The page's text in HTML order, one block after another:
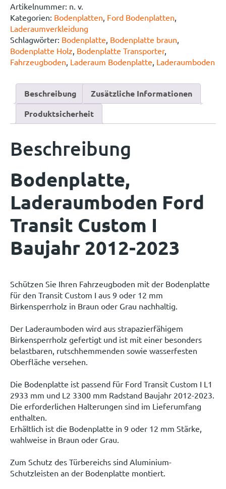
Artikelnummer: n. v.
Kategorien: Bodenplatten Ford Bodenplatten
Laderaumverkleidung
Schlagwörter: Bodenplatte Bodenplatte braun
Bodenplatte Holz Bodenplatte Transporter,
Fahrzeugboden Laderaum Bodenplatte Laderaumboden
Beschreibung
Zusätzliche Informationen
Produktsicherheit
Beschreibung
Bodenplatte,
Laderaumboden Ford
Transit Custom I
Baujahr 2012-2023
Schützen Sie Ihren Fahrzeugboden mit der Bodenplatte
für den Transit Custom I aus 9 oder 12 mm
Birkensperrholz in Braun oder Grau nachhaltig.
Der Laderaumboden wird aus strapazierfähigem
Birkensperrholz gefertigt und ist mit einer besonders
belastbaren, rutschhemmenden sowie wasserfesten
Oberfläche versehen.
Die Bodenplatte ist passend für Ford Transit Custom I L1
2933 mm und L2 3300 mm Radstand Baujahr 2012-2023.
Die erforderlichen Halterungen sind im Lieferumfang
enthalten.
Erhältlich ist die Bodenplatte in 9 oder 12 mm Stärke,
wahlweise in Braun oder Grau.
Zum Schutz des Türbereichs sind Aluminium-
Schutzleisten an der Bodenplatte montiert.